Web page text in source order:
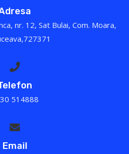
nr. 12, Sat Bulai, Com. Moara,
514888
Email